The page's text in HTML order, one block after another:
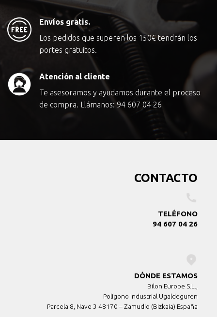
Envíos gratis.
Los pedidos que superen los 150€tendrán los
portes gratuitos.
Atención al cliente
Te asesoramos y ayudamos durante el proceso
de compra. Llámanos: 94 607 04 26
CONTACTO
TELÉFONO
94 607 04 26
DÓNDE ESTAMOS
Bilon Europe S.L.,
Polígono Industrial Ugaldeguren
Parcela 8, Nave 3 48170 – Zamudio (Bizkaia) España